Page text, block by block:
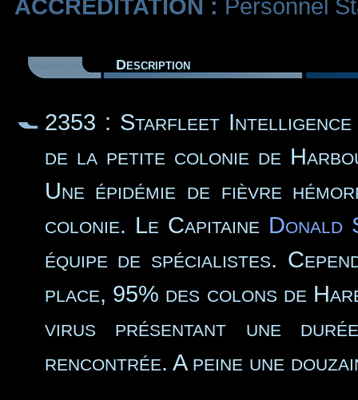
ACCREDITATION : Personnel
Description
2353 : Starfleet Intelligence
de la petite colonie de
Une épidémie de fièvre
colonie. Le Capitaine Donald
équipe de spécialistes.
place, 95% des colons de
virus présentant une
rencontrée. A peine une